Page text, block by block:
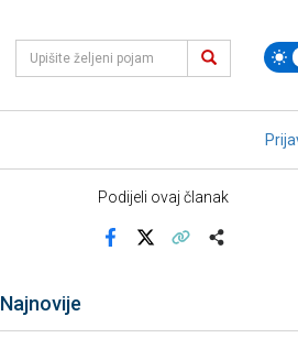
Podijeli ovaj članak
Najnovije